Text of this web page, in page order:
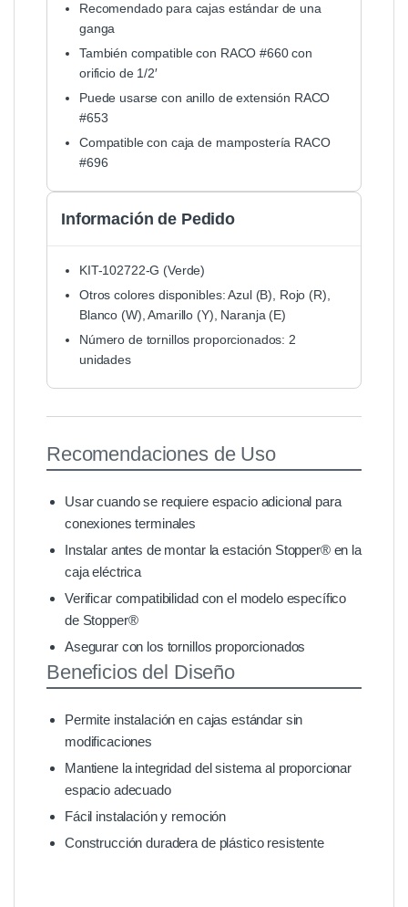
Recomendado para cajas estándar de una
ganga
También compatible con RACO #660 con
orificio de 1/2′
Puede usarse con anillo de extensión RACO
#653
Compatible con caja de mampostería RACO
#696
Información de Pedido
KIT-102722-G (Verde)
Otros colores disponibles: Azul (B), Rojo (R),
Blanco (W), Amarillo (Y), Naranja (E)
Número de tornillos proporcionados: 2
unidades
Recomendaciones de Uso
Usar cuando se requiere espacio adicional para
conexiones terminales
Instalar antes de montar la estación Stopper® en la
caja eléctrica
Verificar compatibilidad con el modelo específico
de Stopper®
Asegurar con los tornillos proporcionados
Beneficios del Diseño
Permite instalación en cajas estándar sin
modificaciones
Mantiene la integridad del sistema al proporcionar
espacio adecuado
Fácil instalación y remoción
Construcción duradera de plástico resistente